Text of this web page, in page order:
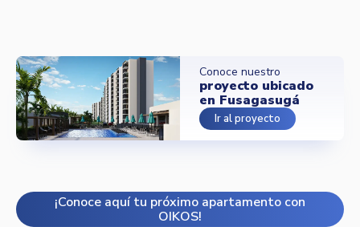
Conoce nuestro
proyecto ubicado
en Fusagasugá
Ir al proyecto
¡Conoce aquí tu próximo apartamento con
OIKOS!